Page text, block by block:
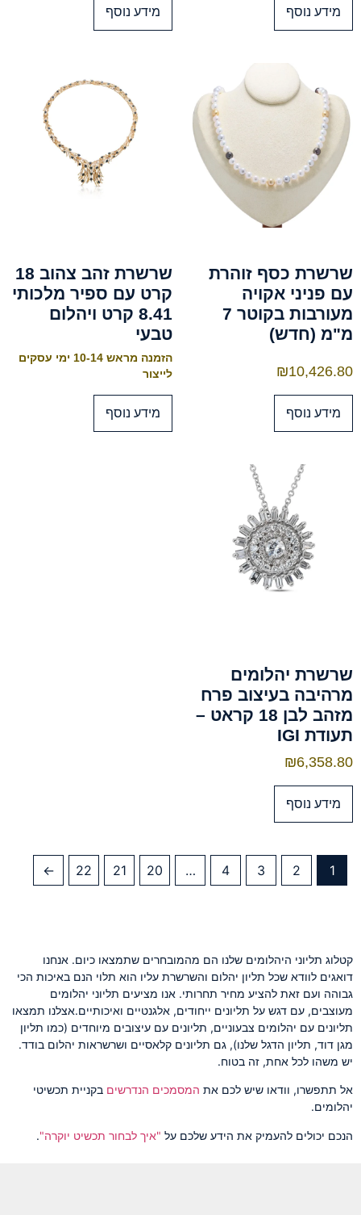
מידע נוסף מידע נוסף
שרשרת כסף זוהרת
עם פניני אקויה
מעורבות בקוטר 7
מ"מ (חדש)
₪10,426.80
מידע נוסף
שרשרת זהב צהוב 18
קרט עם ספיר מלכותי
8.41 קרט ויהלום
טבעי
הזמנה מראש 10-14 ימי עסקים
לייצור
מידע נוסף
שרשרת יהלומים
מרהיבה בעיצוב פרח
מזהב לבן 18 קראט –
תעודת IGI
₪6,358.80
מידע נוסף
1
2
3
4
…
20
21
22
←
קטלוג תליוני היהלומים שלנו הם מהמובחרים שתמצאו כיום. אנחנו
דואגים לוודא שכל תליון יהלום והשרשרת עליו הוא תלוי הנם באיכות הכי
גבוהה ועם זאת להציע מחיר תחרותי. אנו מציעים תליוני יהלומים
מעוצבים, עם דגש על תליונים ייחודים, אלגנטיים ואיכותיים.אצלנו תמצאו
תליונים עם יהלומים צבעוניים, תליונים עם עיצובים מיוחדים (כמו תליון
מגן דוד, תליון הדגל שלנו), גם תליונים קלאסיים ושרשראות יהלום בודד.
יש משהו לכל אחת, זה בטוח.
אל תתפשרו, וודאו שיש לכם את המסמכים הנדרשים בקניית תכשיטי
יהלומים.
הנכם יכולים להעמיק את הידע שלכם על "איך לבחור תכשיט יוקרה".